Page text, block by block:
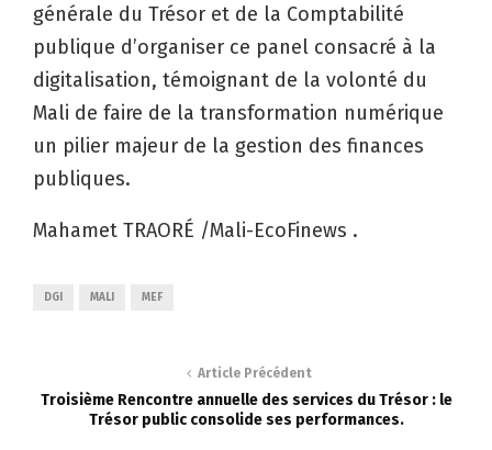
générale du Trésor et de la Comptabilité
publique d’organiser ce panel consacré à la
digitalisation, témoignant de la volonté du
Mali de faire de la transformation numérique
un pilier majeur de la gestion des finances
publiques.
Mahamet TRAORÉ /Mali-EcoFinews .
DGI MALI MEF
Article Précédent
Troisième Rencontre annuelle des services du Trésor : le
Trésor public consolide ses performances.